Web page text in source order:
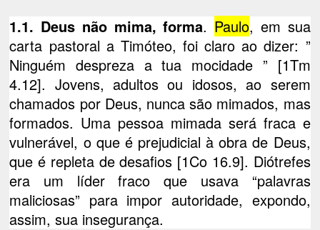
1.1. Deus não mima, forma. Paulo, em sua
carta pastoral a Timóteo, foi claro ao dizer: ”
Ninguém despreza a tua mocidade ” [1Tm
4.12]. Jovens, adultos ou idosos, ao serem
chamados por Deus, nunca são mimados, mas
formados. Uma pessoa mimada será fraca e
vulnerável, o que é prejudicial à obra de Deus,
que é repleta de desafios [1Co 16.9]. Diótrefes
era um líder fraco que usava “palavras
maliciosas” para impor autoridade, expondo,
assim, sua insegurança.